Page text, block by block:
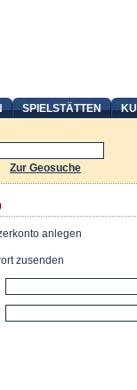
SPIELSTÄTTEN
Zur Geosuche
anlegen
zusenden